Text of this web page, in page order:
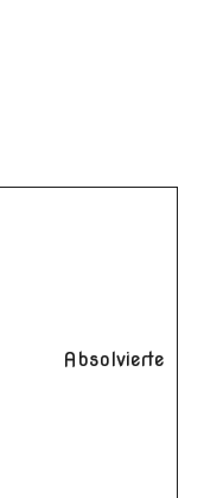
Absolvierte